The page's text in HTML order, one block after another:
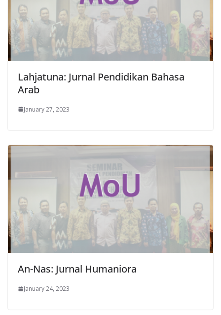
Lahjatuna: Jurnal Pendidikan Bahasa
Arab
January 27, 2023
An-Nas: Jurnal Humaniora
January 24, 2023